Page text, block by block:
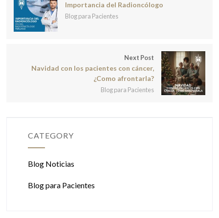
Importancia del Radioncólogo
Blog para Pacientes
Next Post
Navidad con los pacientes con cáncer,
¿Como afrontarla?
Blog para Pacientes
CATEGORY
Blog Noticias
Blog para Pacientes